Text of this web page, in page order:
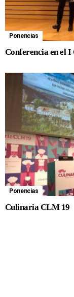
Ponencias
Conferencia en el
Ponencias
Culinaria CLM 19